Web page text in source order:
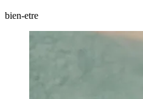
bien-etre